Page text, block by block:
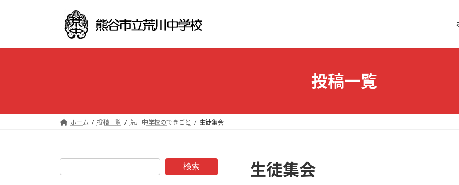
プ
動
投稿一覧
ホーム 投稿一覧 荒川中学校のできごと 生徒集会
生徒集会
検索